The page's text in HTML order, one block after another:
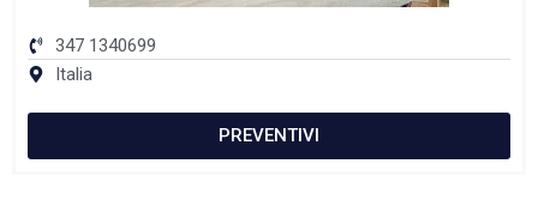
347 1340699
Italia
PREVENTIVI